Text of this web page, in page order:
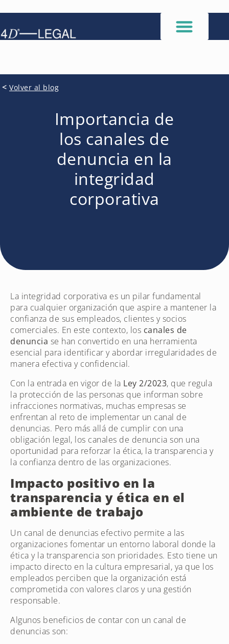
< Volver al blog
Importancia de
los canales de
denuncia en la
integridad
corporativa
La integridad corporativa es un pilar fundamental
para cualquier organización que aspire a mantener la
confianza de sus empleados, clientes y socios
comerciales. En este contexto, los canales de
denuncia se han convertido en una herramienta
esencial para identificar y abordar irregularidades de
manera efectiva y confidencial.
Con la entrada en vigor de la Ley 2/2023, que regula
la protección de las personas que informan sobre
infracciones normativas, muchas empresas se
enfrentan al reto de implementar un canal de
denuncias. Pero más allá de cumplir con una
obligación legal, los canales de denuncia son una
oportunidad para reforzar la ética, la transparencia y
la confianza dentro de las organizaciones.
Impacto positivo en la
transparencia y ética en el
ambiente de trabajo
Un canal de denuncias efectivo permite a las
organizaciones fomentar un entorno laboral donde la
ética y la transparencia son prioridades. Esto tiene un
impacto directo en la cultura empresarial, ya que los
empleados perciben que la organización está
comprometida con valores claros y una gestión
responsable.
Algunos beneficios de contar con un canal de
denuncias son: